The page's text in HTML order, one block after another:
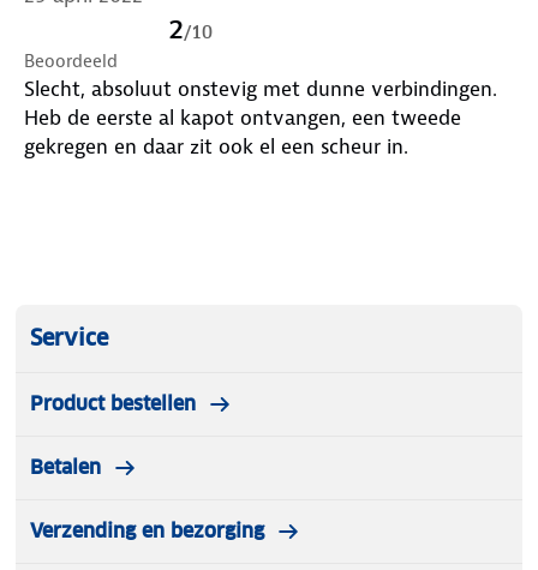
2/10
Beoordeeld
Slecht, absoluut onstevig met dunne verbindingen.
Heb de eerste al kapot ontvangen, een tweede
gekregen en daar zit ook el een scheur in.
Service
Product bestellen
Betalen
Verzending en bezorging